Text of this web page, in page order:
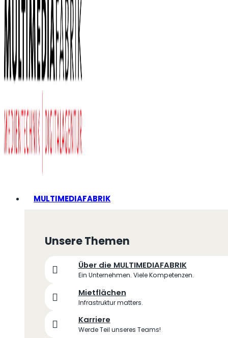
MULTIMEDIAFABRIK
Unsere Themen
Über die MULTIMEDIAFABRIK
Ein Unternehmen. Viele Kompetenzen.
Mietflächen
Infrastruktur matters.
Karriere
Werde Teil unseres Teams!